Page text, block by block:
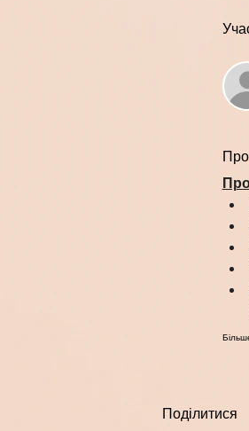
Поділитися